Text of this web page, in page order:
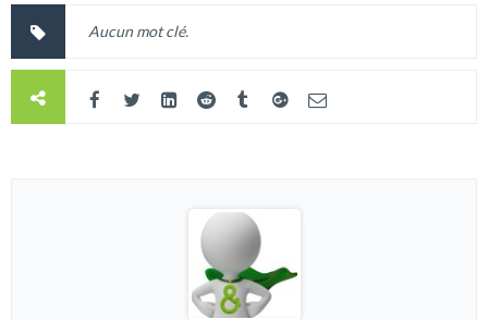
Aucun mot clé.